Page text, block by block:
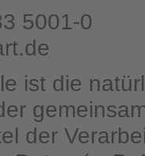
5001-0
ist die
der